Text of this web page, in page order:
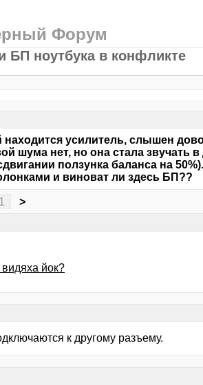
Форум
БП ноутбука в конфликте
находится усилитель, слышен
шума нет, но она стала звучать
ползунка баланса на
и виноват ли здесь БП??
1 >
йок?
к другому разъему.